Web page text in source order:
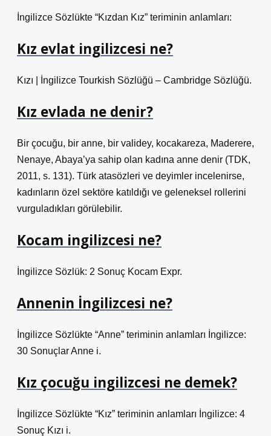
İngilizce Sözlükte “Kızdan Kız” teriminin anlamları:
Kız evlat ingilizcesi ne?
Kızı | İngilizce Tourkish Sözlüğü – Cambridge Sözlüğü.
Kız evlada ne denir?
Bir çocuğu, bir anne, bir validey, kocakareza, Maderere,
Nenaye, Abaya’ya sahip olan kadına anne denir (TDK,
2011, s. 131). Türk atasözleri ve deyimler incelenirse,
kadınların özel sektöre katıldığı ve geleneksel rollerini
vurguladıkları görülebilir.
Kocam ingilizcesi ne?
İngilizce Sözlük: 2 Sonuç Kocam Expr.
Annenin İngilizcesi ne?
İngilizce Sözlükte “Anne” teriminin anlamları İngilizce:
30 Sonuçlar Anne i.
Kız çocuğu ingilizcesi ne demek?
İngilizce Sözlükte “Kız” teriminin anlamları İngilizce: 4
Sonuç Kızı i.